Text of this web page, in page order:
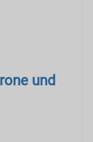
und